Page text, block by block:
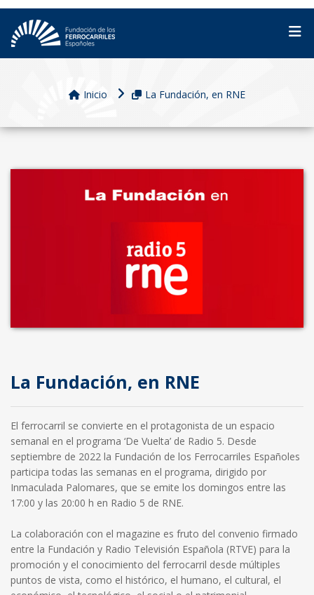
Inicio La Fundación, en RNE
La Fundación, en RNE
El ferrocarril se convierte en el protagonista de un espacio
semanal en el programa ‘De Vuelta’ de Radio 5. Desde
septiembre de 2022 la Fundación de los Ferrocarriles Españoles
participa todas las semanas en el programa, dirigido por
Inmaculada Palomares, que se emite los domingos entre las
17:00 y las 20:00 h en Radio 5 de RNE.
La colaboración con el magazine es fruto del convenio firmado
entre la Fundación y Radio Televisión Española (RTVE) para la
promoción y el conocimiento del ferrocarril desde múltiples
puntos de vista, como el histórico, el humano, el cultural, el